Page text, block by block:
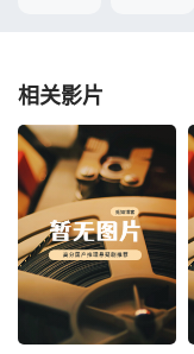
相关影片